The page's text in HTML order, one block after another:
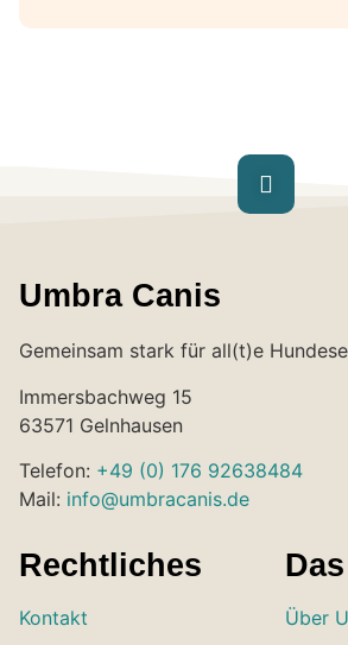
Umbra Canis
Gemeinsam stark für all(t)e
Immersbachweg 15
63571 Gelnhausen
Telefon: +49 (0) 176 92638484
Mail: info@umbracanis.de
Rechtliches
Kontakt
Über